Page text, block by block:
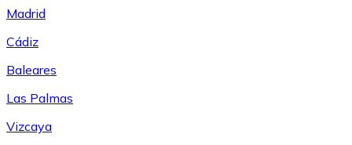
Madrid
Cádiz
Baleares
Las Palmas
Vizcaya